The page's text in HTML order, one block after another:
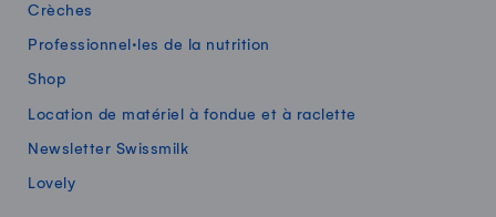
Crèches
Professionnel·les de la nutrition
Shop
Location de matériel à fondue et à raclette
Newsletter Swissmilk
Lovely